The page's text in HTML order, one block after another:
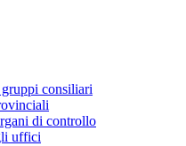
consiliari
di controllo
uffici